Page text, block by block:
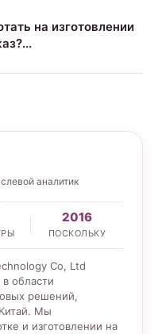
на изготовлении
аналитик
2016
ПОСКОЛЬКУ
Co, Ltd
области
решений,
Мы
и изготовлении на